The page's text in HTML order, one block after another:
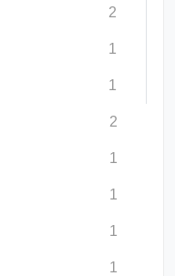
2
1
1
2
1
1
1
1